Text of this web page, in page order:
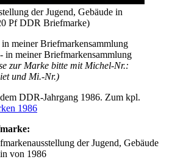
der Jugend, Gebäude in
Pf DDR Briefmarke)
zur Marke bitte mit Michel-Nr.:
und Mi.-Nr.)
DDR-Jahrgang 1986. Zum kpl.
1986
der Jugend, Gebäude
von 1986